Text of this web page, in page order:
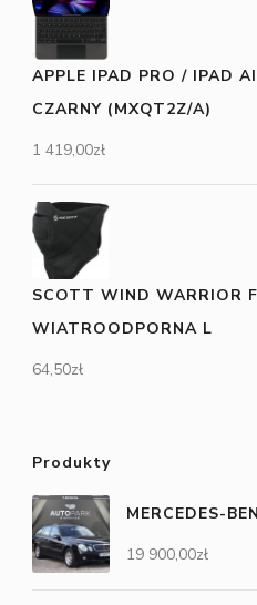
APPLE IPAD PRO / IPAD
CZARNY (MXQT2Z/A)
1 419,00zł
SCOTT WIND WARRIOR
WIATROODPORNA L
64,50zł
Produkty
MERCEDES-
19 900,00zł